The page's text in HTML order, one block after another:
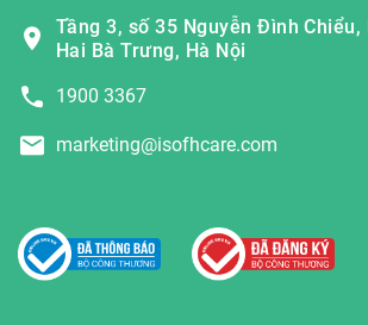
Tầng 3, số 35 Nguyễn Đình Chiểu,
Hai Bà Trưng, Hà Nội
1900 3367
marketing@isofhcare.com